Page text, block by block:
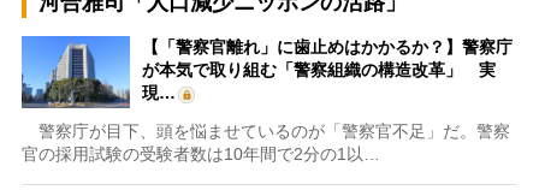
【「警察官離れ」に歯止めはかかるか？】警察庁
が本気で取り組む「警察組織の構造改革」 実
現…
警察庁が目下、頭を悩ませているのが「警察官不足」だ。警察
官の採用試験の受験者数は10年間で2分の1以…